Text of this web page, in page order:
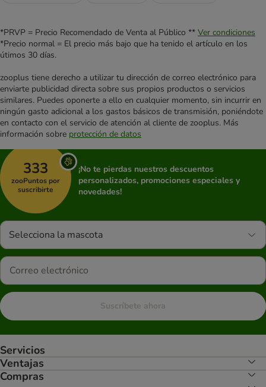
*PRVP = Precio Recomendado de Venta al Público ** Ver condiciones
*Precio normal = El precio más bajo que ha tenido el artículo en los
útimos 30 días.
zooplus tiene derecho a utilizar tu dirección de correo electrónico para
enviarte publicidad directa sobre sus propios productos o servicios
similares. Puedes oponerte a ello en cualquier momento, sin incurrir en
ningún gasto adicional a los gastos básicos de transmisión, poniéndote
en contacto con el servicio de atención al cliente de zooplus. Más
información sobre protección de datos
333
zooPuntos por
suscribirte
¡No te pierdas nuestros descuentos
personalizados, promociones especiales y
novedades!
Selecciona la mascota
Suscríbete ahora
Servicios
Ventajas
Compras